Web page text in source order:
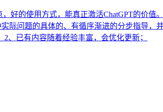
好的使用方式，能真正激活ChatGPT的价
际问题的具体的、有循序渐进的分步指导
、已有内容随着经验丰富，会优化更新；